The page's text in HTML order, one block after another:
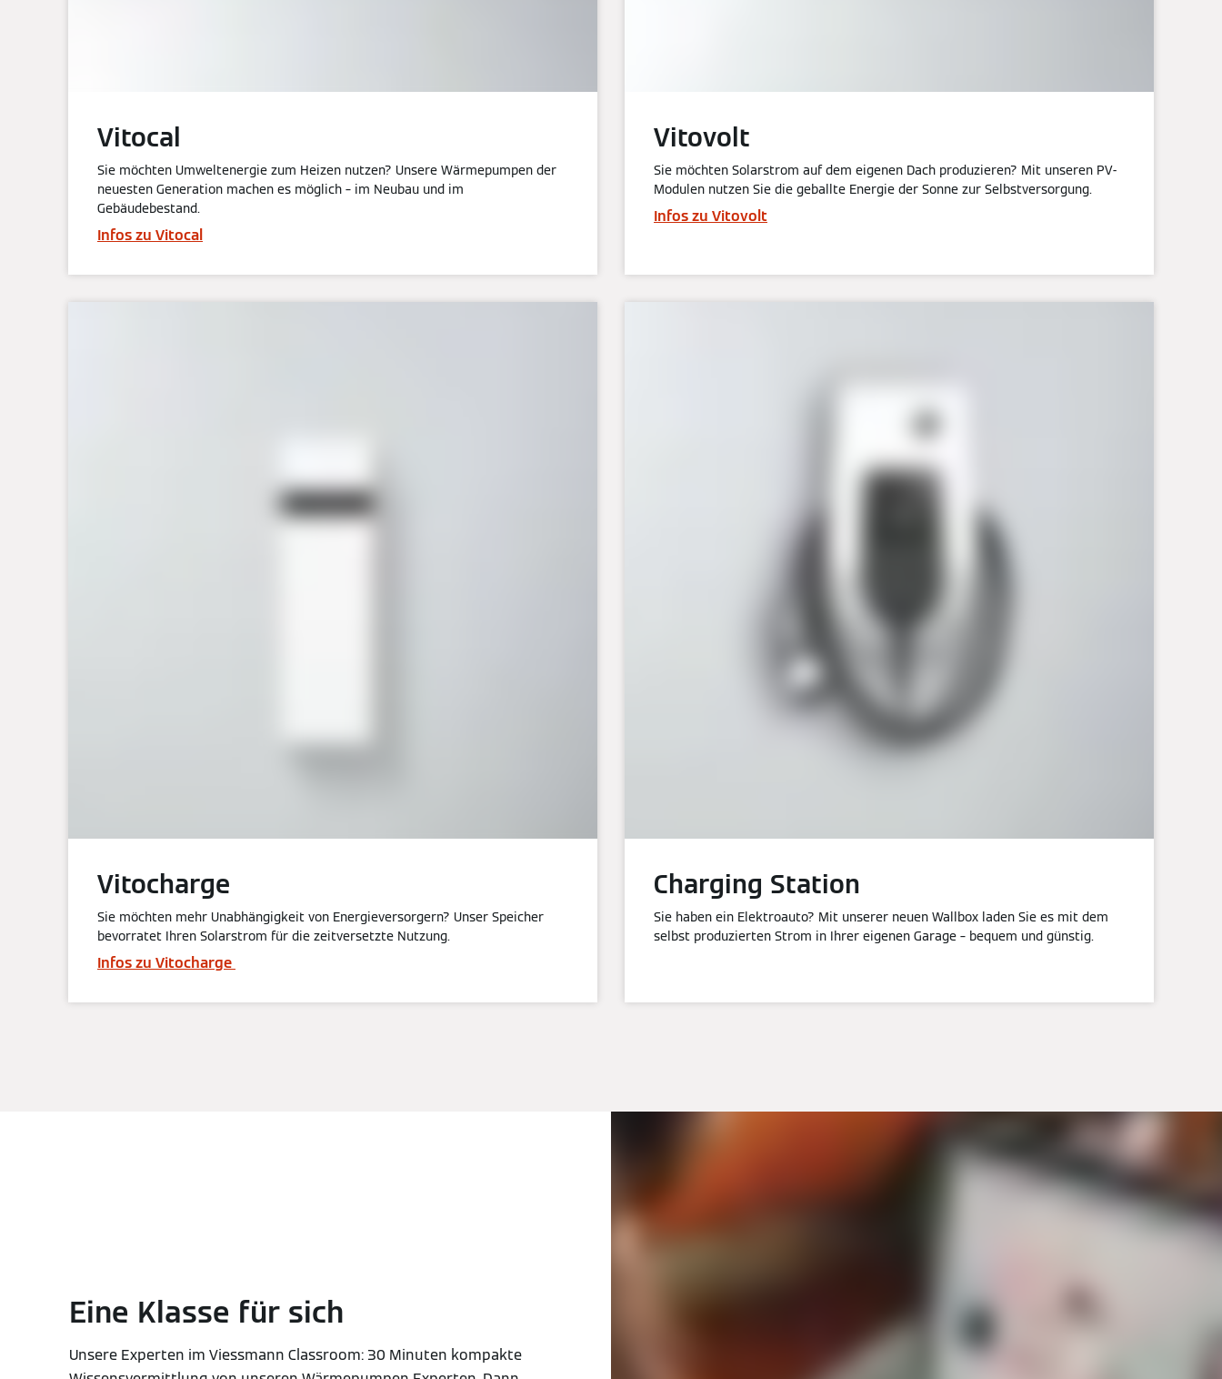
Vitocal
Sie möchten Umweltenergie zum Heizen nutzen? Unsere Wärmepumpen der
neuesten Generation machen es möglich – im Neubau und im
Gebäudebestand.
Infos zu Vitocal
Vitovolt
Sie möchten Solarstrom auf dem eigenen Dach produzieren? Mit unseren PV-
Modulen nutzen Sie die geballte Energie der Sonne zur Selbstversorgung.
Infos zu Vitovolt
Vitocharge
Sie möchten mehr Unabhängigkeit von Energieversorgern? Unser Speicher
bevorratet Ihren Solarstrom für die zeitversetzte Nutzung.
Infos zu Vitocharge
Charging Station
Sie haben ein Elektroauto? Mit unserer neuen Wallbox laden Sie es mit dem
selbst produzierten Strom in Ihrer eigenen Garage – bequem und günstig.
Eine Klasse für sich
Unsere Experten im Viessmann Classroom: 30 Minuten kompakte